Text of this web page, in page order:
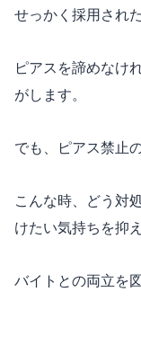
せっかく採用され
ピアスを諦めなけ
がします。
でも、ピアス禁止
こんな時、どう対
けたい気持ちを抑
バイトとの両立を